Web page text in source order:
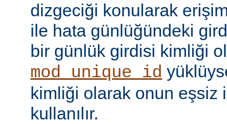
dizgeciği konularak
ile hata günlüğündeki
bir günlük girdisi kimliği
mod_unique_id
kimliği olarak onun eşsiz
kullanılır.